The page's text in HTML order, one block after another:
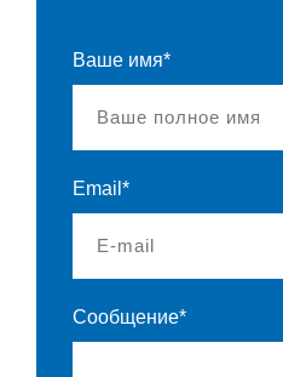
Ваше имя*
Email*
Сообщение*